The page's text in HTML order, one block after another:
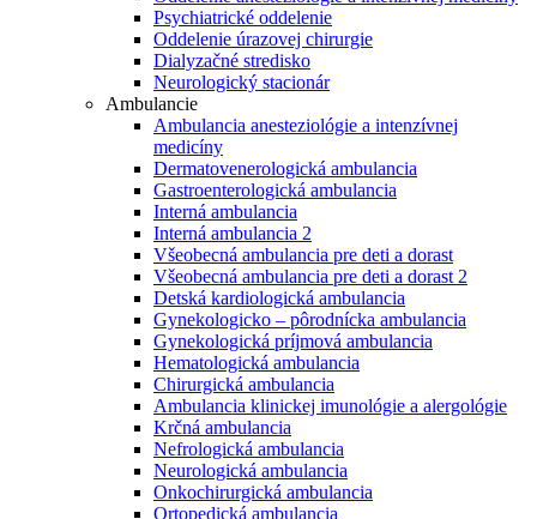
Psychiatrické oddelenie
Oddelenie úrazovej chirurgie
Dialyzačné stredisko
Neurologický stacionár
Ambulancie
Ambulancia anesteziológie a intenzívnej
medicíny
Dermatovenerologická ambulancia
Gastroenterologická ambulancia
Interná ambulancia
Interná ambulancia 2
Všeobecná ambulancia pre deti a dorast
Všeobecná ambulancia pre deti a dorast 2
Detská kardiologická ambulancia
Gynekologicko – pôrodnícka ambulancia
Gynekologická príjmová ambulancia
Hematologická ambulancia
Chirurgická ambulancia
Ambulancia klinickej imunológie a alergológie
Krčná ambulancia
Nefrologická ambulancia
Neurologická ambulancia
Onkochirurgická ambulancia
Ortopedická ambulancia